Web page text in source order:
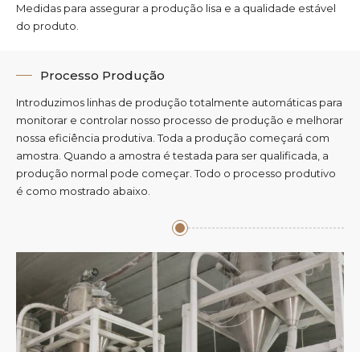
Medidas para assegurar a produção lisa e a qualidade estável
do produto.
Processo Produção
Introduzimos linhas de produção totalmente automáticas para
monitorar e controlar nosso processo de produção e melhorar
nossa eficiência produtiva. Toda a produção começará com
amostra. Quando a amostra é testada para ser qualificada, a
produção normal pode começar. Todo o processo produtivo
é como mostrado abaixo.